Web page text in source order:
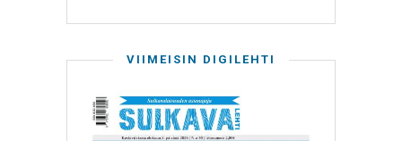
VIIMEISIN DIGILEHTI